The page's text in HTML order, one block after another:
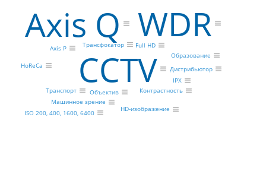
CCTV
WDR
Axis Q
Объектив
Full HD
Контрастность
Трансфокатор
Машинное зрение
HD-изображение
IPX
ISO 200, 400, 1600, 6400
Axis P
Дистрибьютор
Образование
Транспорт
HoReCa